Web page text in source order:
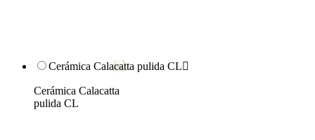
Cerámica Calacatta pulida CL
Cerámica Calacatta
pulida CL